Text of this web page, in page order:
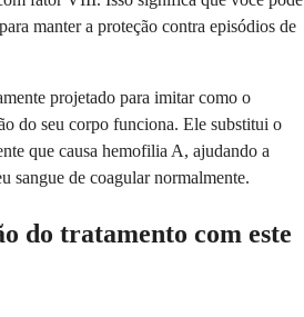
manter a proteção contra episódios de
projetado para imitar como o
do seu corpo funciona. Ele substitui o
que causa hemofilia A, ajudando a
sangue de coagular normalmente.
do tratamento com este